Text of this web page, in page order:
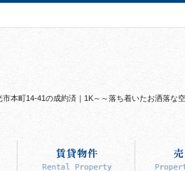
市本町14-41の成約済｜1K～～落ち着いたお洒落